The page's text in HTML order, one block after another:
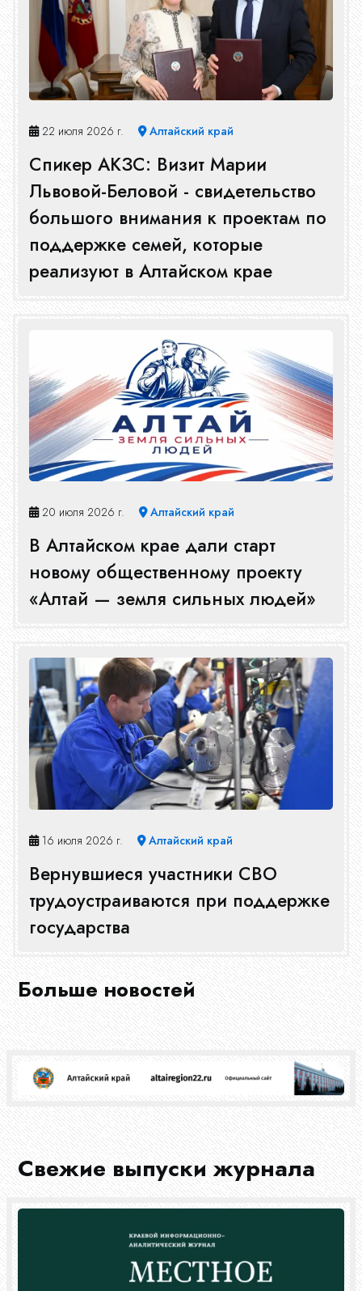
22 июля 2026 г. Алтайский край
Спикер АКЗС: Визит Марии
Львовой-Беловой - свидетельство
большого внимания к проектам по
поддержке семей, которые
реализуют в Алтайском крае
20 июля 2026 г. Алтайский край
В Алтайском крае дали старт
новому общественному проекту
«Алтай — земля сильных людей»
16 июля 2026 г. Алтайский край
Вернувшиеся участники СВО
трудоустраиваются при поддержке
государства
Больше новостей
Свежие выпуски журнала